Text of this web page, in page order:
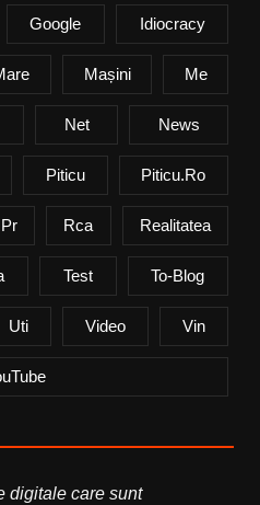
Google Idiocracy
Mașini Me
Net News
Piticu Piticu.ro
Pr Rca Realitatea
Test To-Blog
Uti Video Vin
digitale care sunt